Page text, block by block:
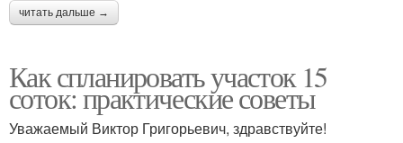
читать дальше →
Как спланировать участок 15
соток: практические советы
Уважаемый Виктор Григорьевич, здравствуйте!